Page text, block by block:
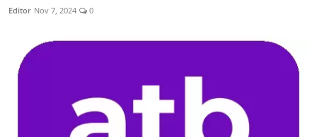
Editor Nov 7, 2024 0